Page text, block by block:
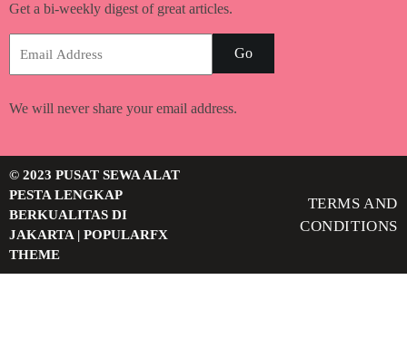
Get a bi-weekly digest of great articles.
Go
We will never share your email address.
© 2023 PUSAT SEWA ALAT
PESTA LENGKAP
BERKUALITAS DI
JAKARTA | POPULARFX
THEME
TERMS AND
CONDITIONS